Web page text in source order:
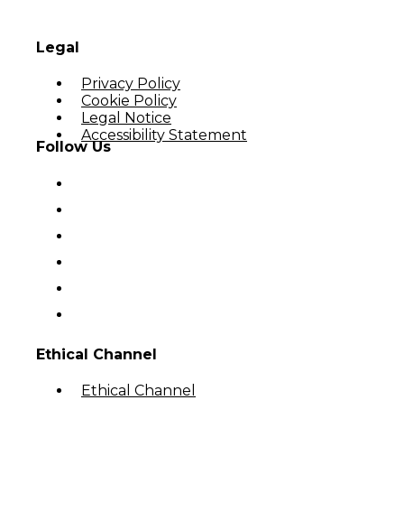
Legal
Privacy Policy
Cookie Policy
Legal Notice
Accessibility Statement
Follow Us
Ethical Channel
Ethical Channel